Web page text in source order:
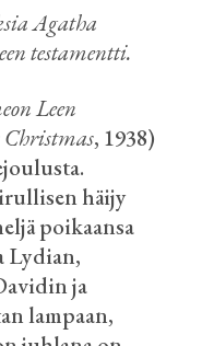
Agatha
testamentti.
Leen
Christmas, 1938)
häijy
poikaansa
Lydian,
ja
lampaan,